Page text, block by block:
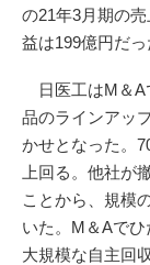
の21年3月期の
益は199億円だっ
日医工はM＆A
品のラインアッ
かせとなった。
上回る。他社が
ことから、規模
いた。M＆Aでひ
大規模な自主回